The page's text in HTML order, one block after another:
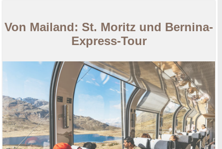
Von Mailand: St. Moritz und Bernina-
Express-Tour